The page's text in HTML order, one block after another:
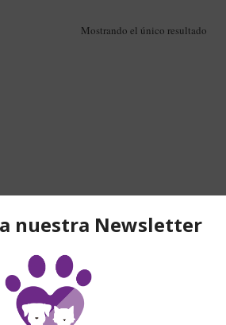
Mostrando el único resultado